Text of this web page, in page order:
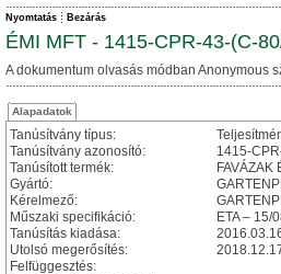
Nyomtatás Bezárás
ÉMI MFT - 1415-CPR-43-(C-
A dokumentum olvasás módban Anonymous
Alapadatok
Tanúsítvány típus:
Tanúsítvány azonosító:
1415-
Tanúsított termék:
Gyártó:
Kérelmező:
Műszaki specifikáció:
ETA – 15/
Tanúsítás kiadása:
Utolsó megerősítés:
Felfüggesztés: